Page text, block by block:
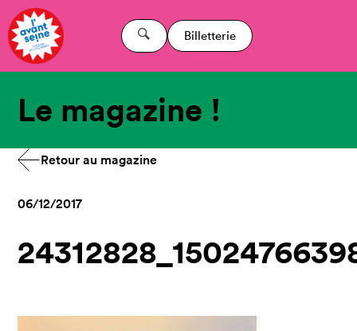
Billetterie
Le magazine !
Retour au magazine
06/12/2017